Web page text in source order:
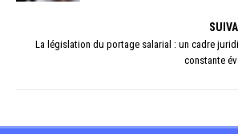
La législation du portage salarial : un cadre
constante